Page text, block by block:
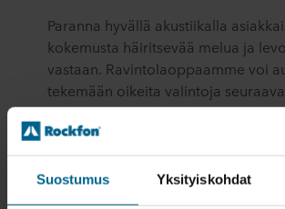
Suostumus Yksityiskohdat
Paranna hyvällä akustiikalla
kokemusta häiritsevää melua ja
vastaan. Ravintolaoppaamme voi
tekemään oikeita valintoja
projektiisi.
Lataa ravintolaopas